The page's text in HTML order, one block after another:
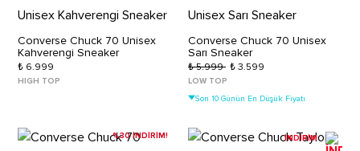
Converse Chuck 70 Unisex
Kahverengi Sneaker
₺ 6.999
HIGH TOP
Converse Chuck 70 Unisex
Sarı Sneaker
₺ 5.999 ₺ 3.599
LOW TOP
Son 10 Günün En Düşük Fiyatı
%30 İNDİRİM! İNDİRİM